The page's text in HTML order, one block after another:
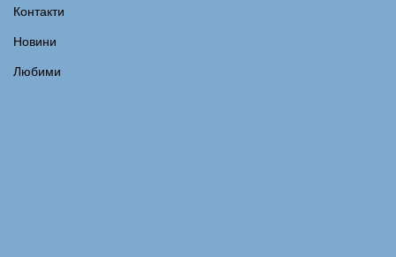
Контакти
Новини
Любими